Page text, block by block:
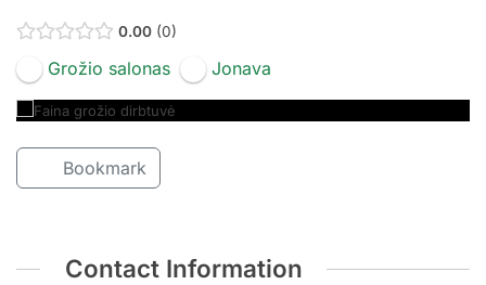
0.00 0
Grožio salonas Jonava
Bookmark
Contact Information